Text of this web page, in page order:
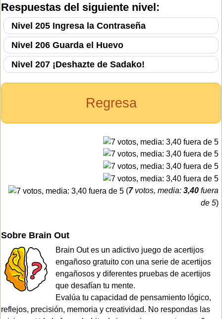
Respuestas del siguiente nivel:
Nivel 205 Ingresa la Contraseña
Nivel 206 Guarda el Huevo
Nivel 207 ¡Deshazte de Sadako!
Regresa
(7votos, media: 3,40 fuera
de 5)
Sobre Brain Out
Brain Out es un adictivo juego de acertijos
engañoso gratuito con una serie de acertijos
engañosos y diferentes pruebas de acertijos
que desafían tu mente.
Evalúa tu capacidad de pensamiento lógico,
reflejos, precisión, memoria y creatividad. No respondas las